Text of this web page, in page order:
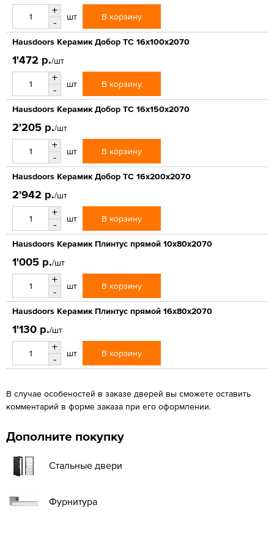
+
-
шт В корзину
Hausdoors Керамик Добор ТС 16x100x2070
1'472 р./шт
+
-
шт В корзину
Hausdoors Керамик Добор ТС 16x150x2070
2'205 р./шт
+
-
шт В корзину
Hausdoors Керамик Добор ТС 16x200x2070
2'942 р./шт
+
-
шт В корзину
Hausdoors Керамик Плинтус прямой 10x80x2070
1'005 р./шт
+
-
шт В корзину
Hausdoors Керамик Плинтус прямой 16x80x2070
1'130 р./шт
+
-
шт В корзину
В случае особеностей в заказе дверей вы сможете оставить
комментарий в форме заказа при его оформлении.
Дополните покупку
Стальные двери
Фурнитура